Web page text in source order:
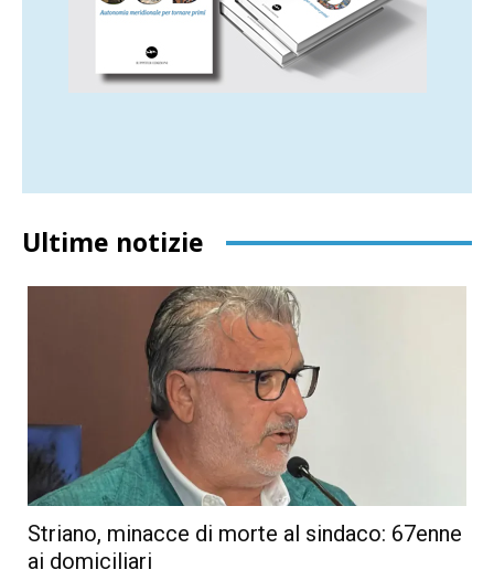
Ultime notizie
Striano, minacce di morte al sindaco: 67enne
ai domiciliari